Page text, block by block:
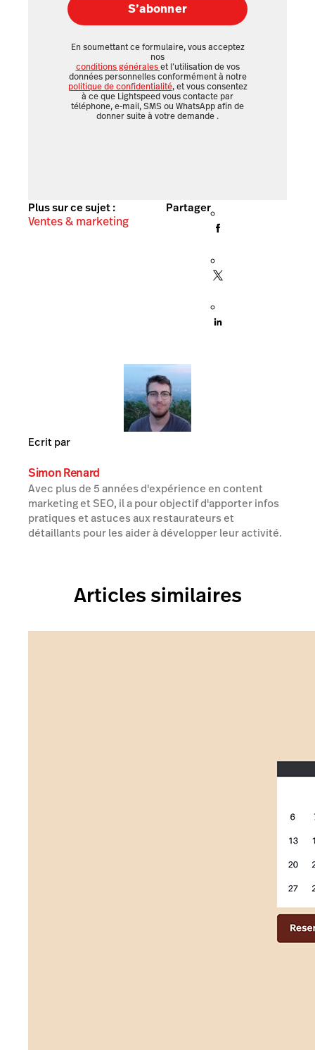
S’abonner
En soumettant ce formulaire, vous acceptez
nos
conditions généraleset l’utilisation de vos
données personnelles conformément à notre
politique de confidentialité, et vous consentez
à ce que Lightspeed vous contacte par
téléphone, e-mail, SMS ou WhatsApp afin de
donner suite à votre demande .
Plus sur ce sujet :
Ventes & marketing
Partager
Ecrit par
Simon Renard
Avec plus de 5 années d'expérience en content
marketing et SEO, il a pour objectif d'apporter infos
pratiques et astuces aux restaurateurs et
détaillants pour les aider à développer leur activité.
Articles similaires